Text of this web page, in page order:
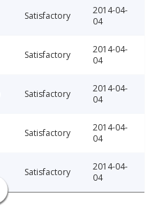
Satisfactory
2014-04-
04
Satisfactory
2014-04-
04
Satisfactory
2014-04-
04
Satisfactory
2014-04-
04
Satisfactory
2014-04-
04